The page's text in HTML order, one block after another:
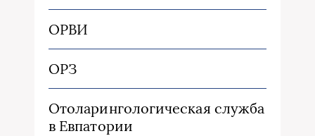
ОРВИ
ОРЗ
Отоларингологическая служба
в Евпатории